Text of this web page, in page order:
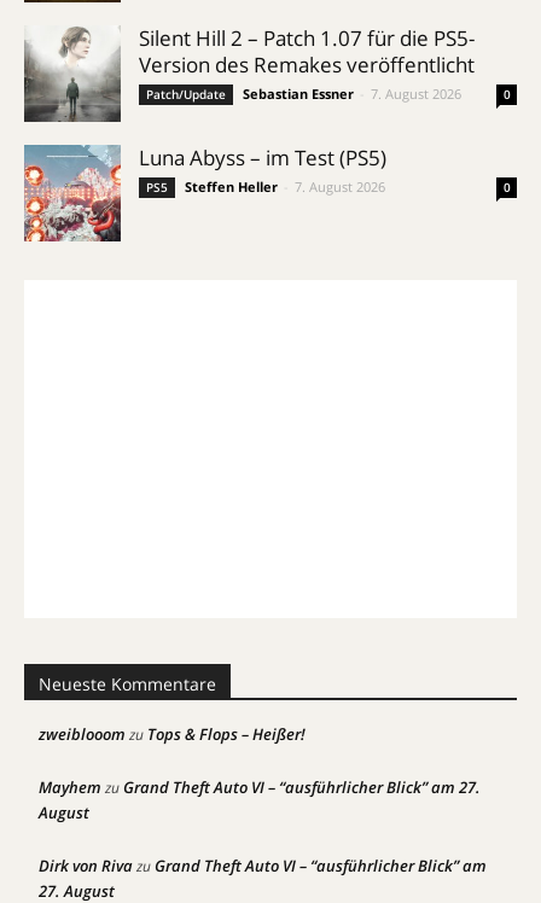
Silent Hill 2 – Patch 1.07 für die PS5-
Version des Remakes veröffentlicht
Patch/Update Sebastian Essner 7. August 2026 0
Luna Abyss – im Test (PS5)
PS5 Steffen Heller 7. August 2026 0
Neueste Kommentare
zweiblooom zu Tops & Flops – Heißer!
Mayhem zuGrand Theft Auto VI – “ausführlicher Blick” am 27.
August
Dirk von RivazuGrand Theft Auto VI – “ausführlicher Blick” am
27. August